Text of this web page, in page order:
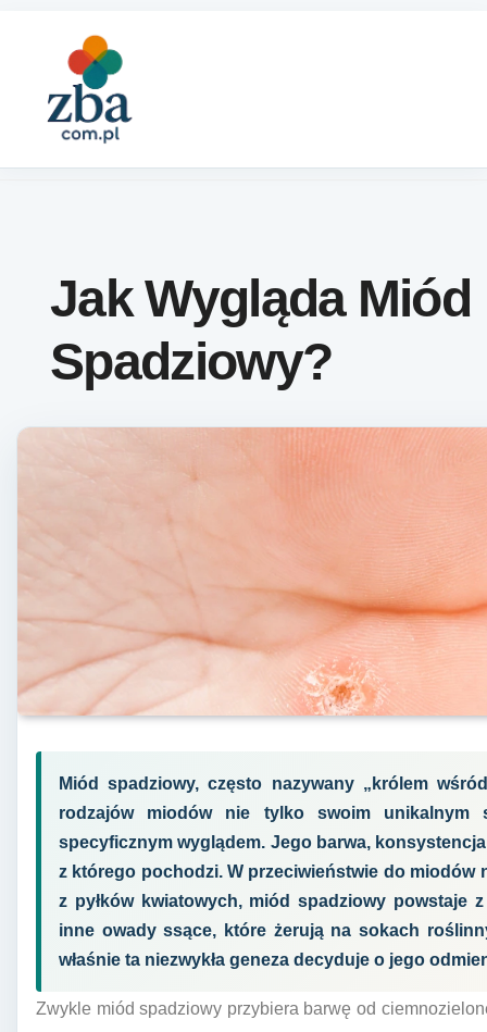
Jak Wygląda Miód
Spadziowy?
Miód spadziowy, często nazywany „królem
rodzajów miodów nie tylko swoim unikalnym
specyficznym wyglądem. Jego barwa,
z którego pochodzi. W przeciwieństwie do miodów
z pyłków kwiatowych, miód spadziowy powstaje
inne owady ssące, które żerują na sokach
właśnie ta niezwykła geneza decyduje o jego
Zwykle miód spadziowy przybiera barwę od